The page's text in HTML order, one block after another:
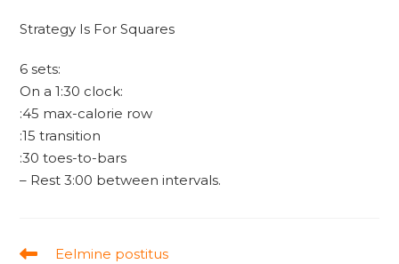
Strategy Is For Squares
6 sets:
On a 1:30 clock:
:45 max-calorie row
:15 transition
:30 toes-to-bars
– Rest 3:00 between intervals.
Read
Eelmine postitus